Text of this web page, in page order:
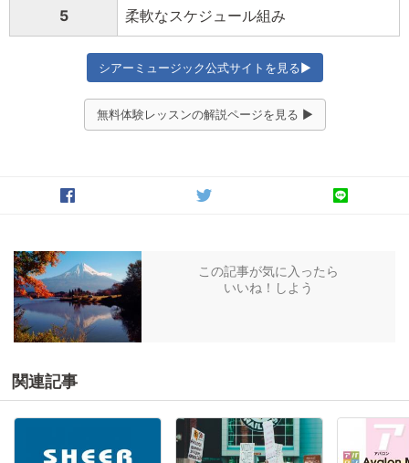
5 柔軟なスケジュール組み
シアーミュージック公式サイトを見る▶
無料体験レッスンの解説ページを見る ▶
この記事が気に入ったら
いいね！しよう
関連記事